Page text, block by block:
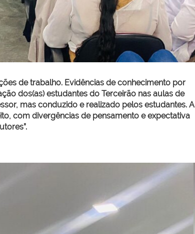
de trabalho. Evidências de conhecimento por
dos(as) estudantes do Terceirão nas aulas de
mas conduzido e realizado pelos estudantes. A
com divergências de pensamento e expectativa